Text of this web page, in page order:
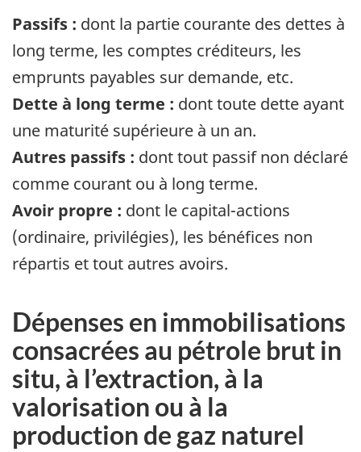
Passifs : dont la partie courante des dettes à
long terme, les comptes créditeurs, les
emprunts payables sur demande, etc.
Dette à long terme : dont toute dette ayant
une maturité supérieure à un an.
Autres passifs : dont tout passif non déclaré
comme courant ou à long terme.
Avoir propre : dont le capital-actions
(ordinaire, privilégies), les bénéfices non
répartis et tout autres avoirs.
Dépenses en immobilisations
consacrées au pétrole brut in
situ, à l’extraction, à la
valorisation ou à la
production de gaz naturel